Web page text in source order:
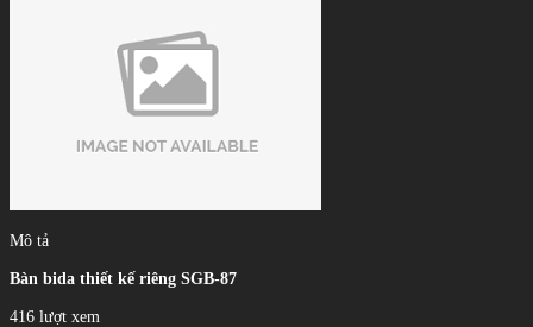
Mô tả
Bàn bida thiết kế riêng SGB-87
416 lượt xem